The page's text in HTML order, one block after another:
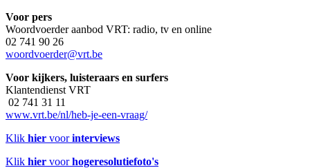
Voor pers
Woordvoerder aanbod VRT: radio, tv en online
02 741 90 26
woordvoerder@vrt.be
Voor kijkers, luisteraars en surfers
Klantendienst VRT
02 741 31 11
www.vrt.be/nl/heb-je-een-vraag/
Klik hier voorinterviews
Klik hier voorhogeresolutiefoto's